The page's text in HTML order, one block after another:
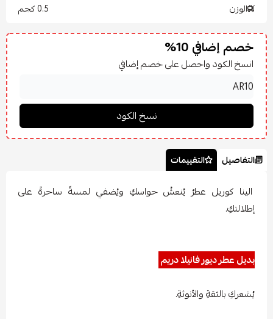
الوزن 0.5 كجم
خصم إضافي 10%
انسخ الكود واحصل على خصم إضافي
التفاصيل التقييمات
الينا كوريل عطرٌ يُنعشُ حواسكِ ويُضفي لمسةً ساحرةً على
إطلالتكِ.
بديل عطر ديور فانيلا دريم
يُشعركِ بالثقةِ والأنوثةِ.